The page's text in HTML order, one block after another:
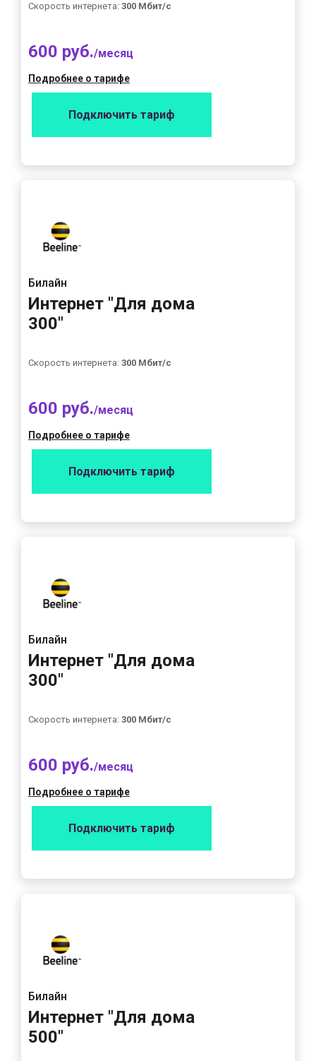
Скорость интернета: 300 Мбит/с
600 руб./месяц
Подробнее о тарифе
Подключить тариф
Билайн
Интернет "Для дома
300"
Скорость интернета: 300 Мбит/с
600 руб./месяц
Подробнее о тарифе
Подключить тариф
Билайн
Интернет "Для дома
300"
Скорость интернета: 300 Мбит/с
600 руб./месяц
Подробнее о тарифе
Подключить тариф
Билайн
Интернет "Для дома
500"